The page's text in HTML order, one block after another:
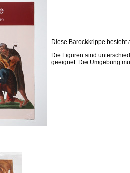
Diese Barockkrippe
Die Figuren sind
geeignet. Die Umgebung